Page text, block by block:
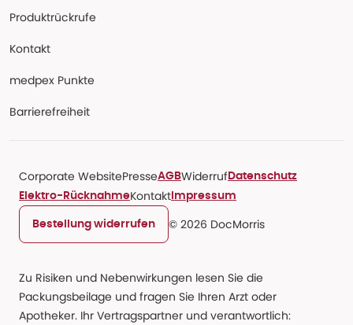
Produktrückrufe
Kontakt
medpex Punkte
Barrierefreiheit
Corporate WebsitePresseAGBWiderruf Datenschutz
Elektro-RücknahmeKontakt Impressum
Bestellung widerrufen © 2026 DocMorris
Zu Risiken und Nebenwirkungen lesen Sie die
Packungsbeilage und fragen Sie Ihren Arzt oder
Apotheker. Ihr Vertragspartner und verantwortlich: